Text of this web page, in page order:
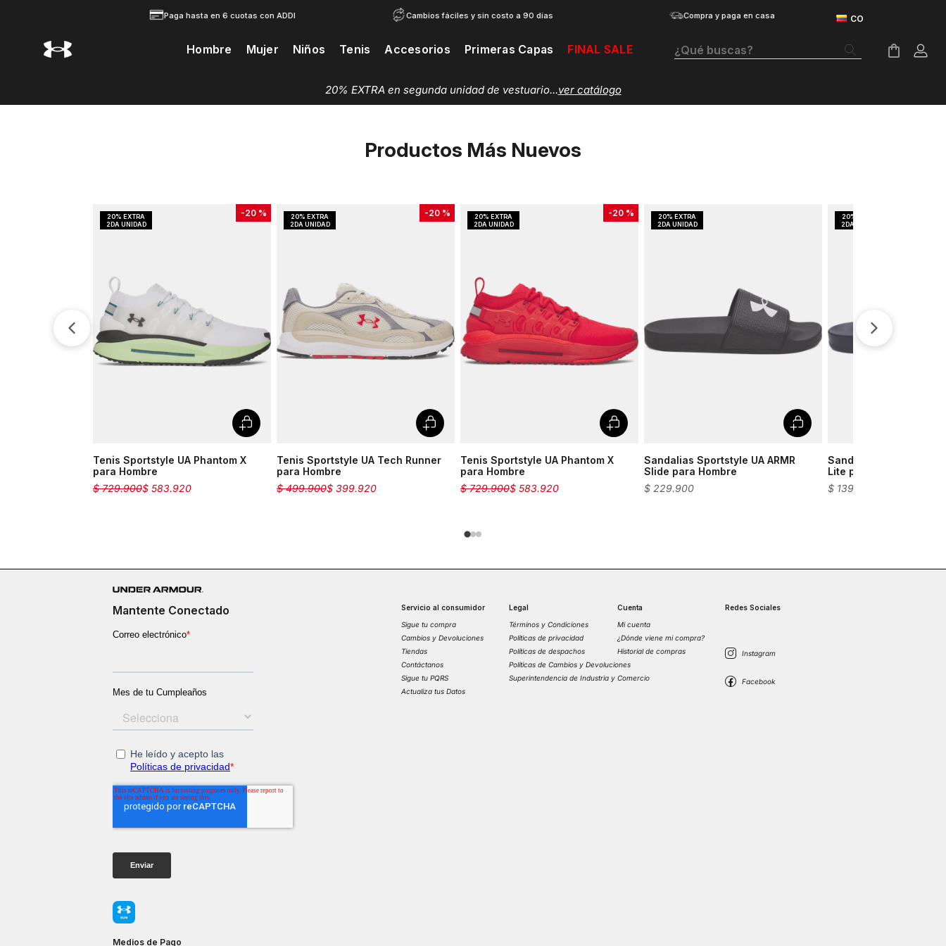
Paga hasta en 6 cuotas con ADDI Cambios fáciles y sin costo a 90 días Compra y paga en casa
Hombre Mujer Niños Tenis Accesorios Primeras Capas FINAL SALE ¿Qué buscas?
20% EXTRA en segunda unidad de vestuario...ver catálogo
Productos Más Nuevos
-20 %
Tenis Sportstyle UA Phantom X
para Hombre
$ 583.920
$ 729.900
-20 %
Tenis Sportstyle UA Tech Runner
para Hombre
$ 399.920
$ 499.900
-20 %
Tenis Sportstyle UA Phantom X
para Hombre
$ 583.920
$ 729.900
Sandalias Sportstyle UA ARMR
Slide para Hombre
$ 229.900
Sandalias Sportstyle
Lite para Hombre
$ 139
Mantente Conectado
Medios de Pago
Servicio al consumidor
Sigue tu compra
Cambios y Devoluciones
Tiendas
Contáctanos
Sigue tu PQRS
Actualiza tus Datos
Legal
Términos y Condiciones
Políticas de privacidad
Políticas de despachos
Políticas de Cambios y Devoluciones
Superintendencia de Industria y Comercio
Cuenta
Mi cuenta
¿Dónde viene mi compra?
Historial de compras
Redes Sociales
Botas
Guayos
Velociti
Medias